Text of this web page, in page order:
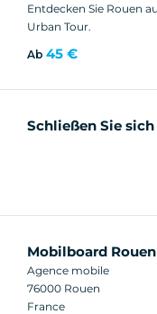
Entdecken Sie Rouen
Urban Tour.
Ab 45 €
Schließen Sie
Mobilboard Rouen
Agence mobile
76000 Rouen
France